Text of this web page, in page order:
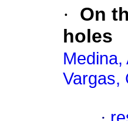
·
On
holes
Medina,
Vargas,